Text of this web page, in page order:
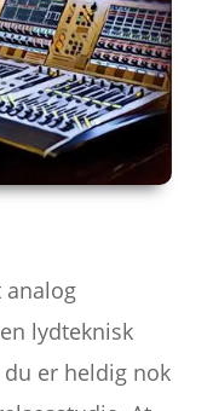
analog
lydteknisk
er heldig nok